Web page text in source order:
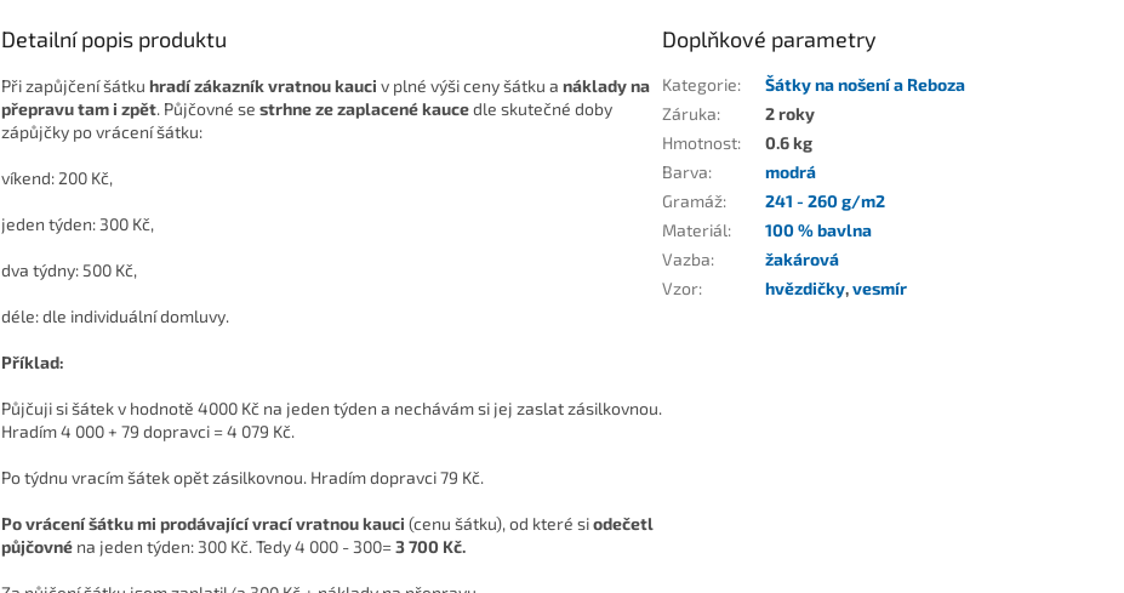
Detailní popis produktu
Při zapůjčení šátku hradí zákazník vratnou kauci v plné výši ceny šátku a náklady na
přepravu tam i zpět. Půjčovné se strhne ze zaplacené kaucedle skutečné doby
zápůjčky po vrácení šátku:
víkend: 200 Kč,
jeden týden: 300 Kč,
dva týdny: 500 Kč,
déle: dle individuální domluvy.
Příklad:
Půjčuji si šátek v hodnotě 4000 Kč na jeden týden a nechávám si jej zaslat zásilkovnou.
Hradím 4 000 + 79 dopravci = 4 079 Kč.
Po týdnu vracím šátek opět zásilkovnou. Hradím dopravci 79 Kč.
Po vrácení šátku mi prodávající vrací vratnou kauci (cenu šátku), od které siodečetl
půjčovné na jeden týden: 300 Kč. Tedy 4 000 - 300=3 700 Kč.
Doplňkové parametry
Kategorie:
Šátky na nošení a Reboza
Záruka:
2 roky
Hmotnost:
0.6 kg
Barva:
modrá
Gramáž:
241 - 260 g/m2
Materiál:
100 % bavlna
Vazba:
žakárová
Vzor: hvězdičky,vesmír